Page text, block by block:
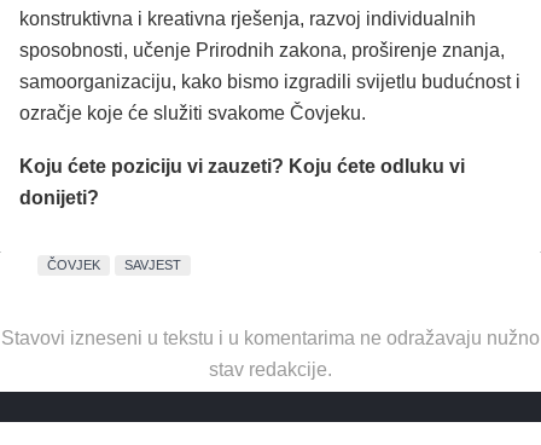
konstruktivna i kreativna rješenja, razvoj individualnih
sposobnosti, učenje Prirodnih zakona, proširenje znanja,
samoorganizaciju, kako bismo izgradili svijetlu budućnost i
ozračje koje će služiti svakome Čovjeku.
Koju ćete poziciju vi zauzeti? Koju ćete odluku vi
donijeti?
ČOVJEK SAVJEST
Stavovi izneseni u tekstu i u komentarima ne odražavaju nužno
stav redakcije.